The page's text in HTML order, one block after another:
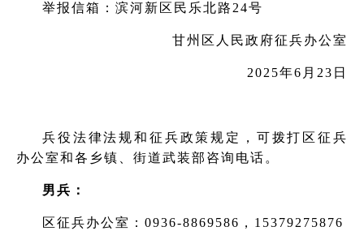
举报信箱：滨河新区民乐北路24号
甘州区人民政府征兵办公室
2025年6月23日
兵役法律法规和征兵政策规定，可拨打区征兵
办公室和各乡镇、街道武装部咨询电话。
男兵：
区征兵办公室：0936-8869586，15379275876